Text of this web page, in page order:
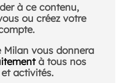
à ce contenu,
ou créez votre
Milan vous donnera
à tous nos
activités.